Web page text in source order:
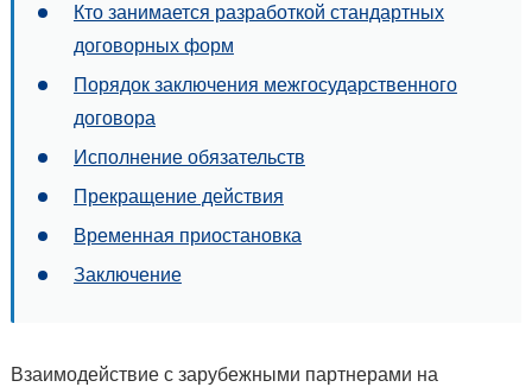
Кто занимается разработкой стандартных
договорных форм
Порядок заключения межгосударственного
договора
Исполнение обязательств
Прекращение действия
Временная приостановка
Заключение
Взаимодействие с зарубежными партнерами на